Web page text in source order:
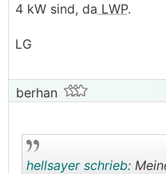
4 kW sind, da LWP.
LG
berhan
hellsayer schrieb: